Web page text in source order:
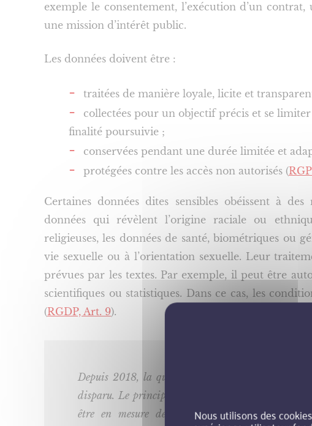
exemple le consentement, l’exécution d’un
une mission d’intérêt public.
Les données doivent être :
traitées de manière loyale, licite et
collectées pour un objectif précis et se
finalité poursuivie ;
conservées pendant une durée limitée et
protégées contre les accès non autorisés (
Certaines données dites sensibles obéissent à
données qui révèlent l’origine raciale ou
religieuses, les données de santé, biométriques ou
vie sexuelle ou à l’orientation sexuelle. Leur
prévues par les textes. Par exemple, il peut être
scientifiques ou statistiques. Dans ce cas, les
(RGDP, Art. 9).
Depuis 2018, la quasi-totalité des formalités
disparu. Le principe est désormais celui de la
être en mesure de démontrer leur conformité,
Nous utilisons des